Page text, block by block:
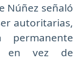
Núñez señaló
autoritarias,
en vez de